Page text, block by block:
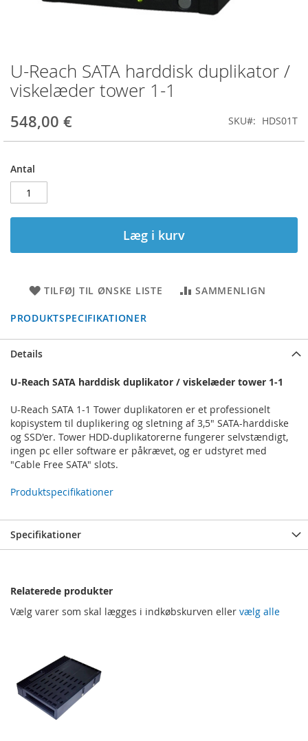
U-Reach SATA harddisk duplikator /
viskelæder tower 1-1
548,00 € SKU HDS01T
Antal
Læg i kurv
TILFØJ TIL ØNSKE LISTE SAMMENLIGN
PRODUKTSPECIFIKATIONER
Gå
til
starten
billedgalleriet
Details
U-Reach SATA harddisk duplikator / viskelæder tower 1-1
U-Reach SATA 1-1 Tower duplikatoren er et professionelt
kopisystem til duplikering og sletning af 3,5" SATA-harddiske
og SSD'er. Tower HDD-duplikatorerne fungerer selvstændigt,
ingen pc eller software er påkrævet, og er udstyret med
"Cable Free SATA" slots.
Produktspecifikationer
Specifikationer
Relaterede produkter
Vælg varer som skal lægges i indkøbskurven eller vælg alle